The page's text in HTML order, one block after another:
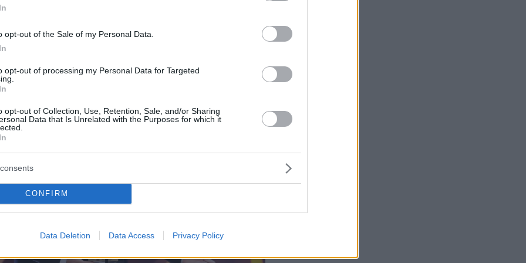
opt-out of the Sale of my Personal Data.
opt-out of processing my Personal Data for Targeted
opt-out of Collection, Use, Retention, Sale, and/or Sharing
Data that Is Unrelated with the Purposes for which it
CONFIRM
Data Deletion Data Access Privacy Policy
v-cp6xd6gb5e41)
v-cp6wlc6xj6xl)